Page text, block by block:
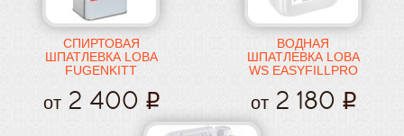
СПИРТОВАЯ
ШПАТЛЕВКА LOBA
FUGENKITT
от2 400
ВОДНАЯ
ШПАТЛЕВКА LOBA
WS EASYFILLPRO
от2 180